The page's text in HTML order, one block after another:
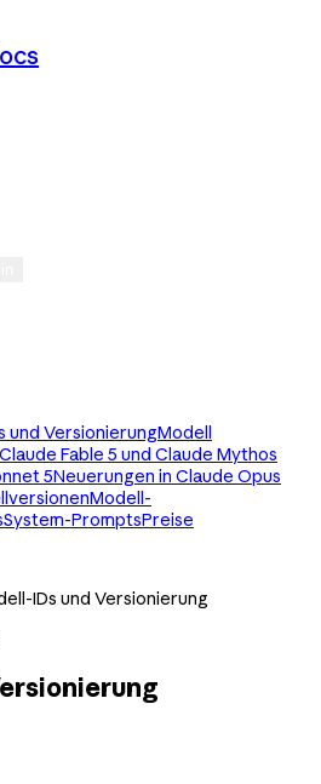
und VersionierungModell
Fable 5 und Claude Mythos
5Neuerungen in Claude Opus
Modell-
System-PromptsPreise
IDs und Versionierung